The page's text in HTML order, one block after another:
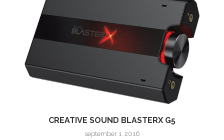
CREATIVE SOUND BLASTERX G5
september 1, 2016